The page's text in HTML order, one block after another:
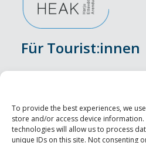
To provide the best experiences, we
store and/or access device information.
technologies will allow us to process
unique IDs on this site. Not consenting
Für Tourist:innen
Unterkunft
Genusserlebnisse